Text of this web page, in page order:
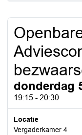
donderdag
19:15 - 20:30
Locatie
Vergaderkamer 4